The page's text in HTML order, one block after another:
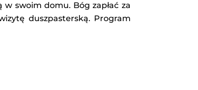
swoim domu. Bóg zapłać za
duszpasterską. Program